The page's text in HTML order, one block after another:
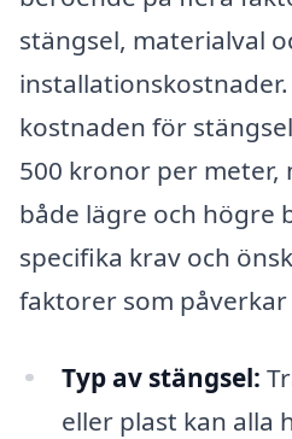
stängsel, materialval
kostnaden för
500 kronor per meter,
både lägre och högre
specifika krav och
faktorer som
Typ av stängsel:
eller plast kan alla